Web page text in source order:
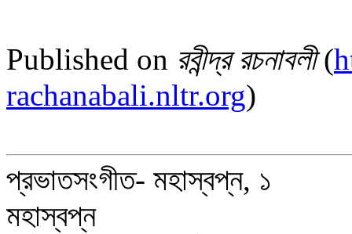
Published on রবীন্দ্র রচনাবলী(
rachanabali.nltr.org)
প্রভাতসংগীত- মহাস্বপ্ন, ১
মহাস্বপ্ন